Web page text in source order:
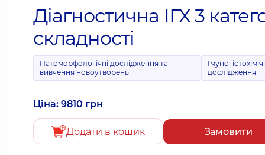
Діагностична ІГХ 3
складності
Патоморфологічні дослідження та
вивчення новоутворень
дослідження
Ціна: 9810 грн
Додати в кошик Замовити